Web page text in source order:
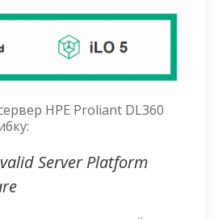
HPE Proliant DL360
Server Platform